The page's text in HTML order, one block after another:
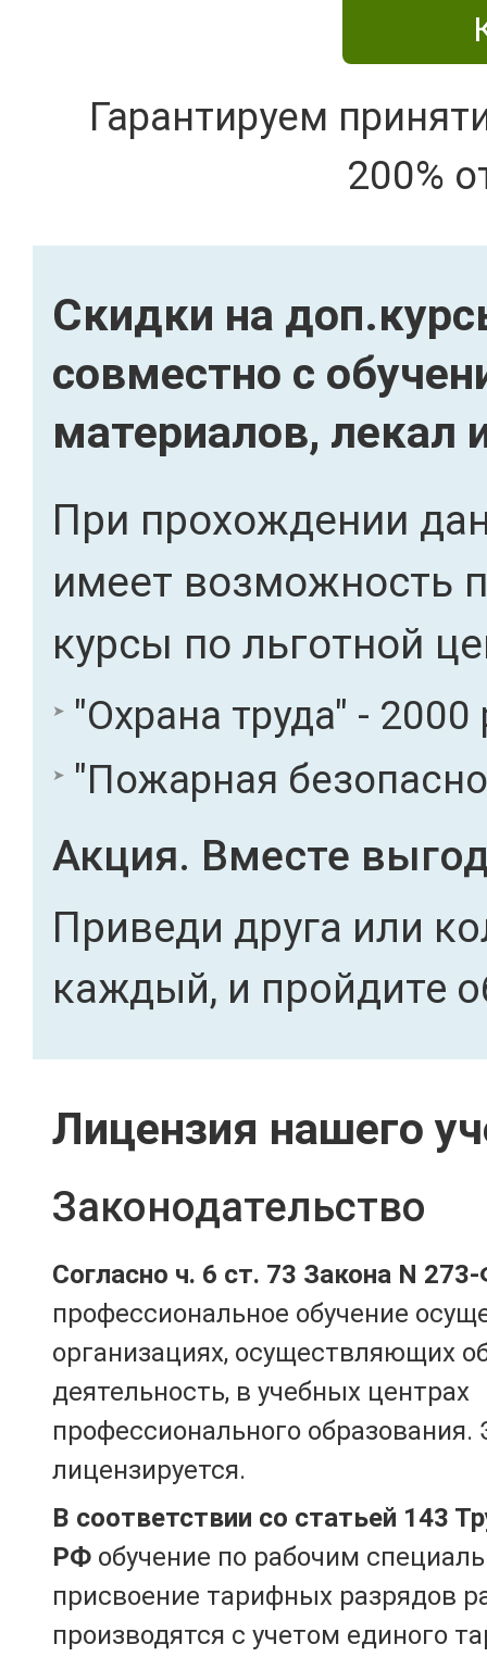
Гарантируем
200%
Скидки на
совместно с
материалов, лекал
При прохождении
имеет возможность
курсы по льготной
"Охрана труда" - 2000
"Пожарная
Акция. Вместе
Приведи друга или
каждый, и пройдите
Лицензия нашего
Законодательство
Согласно ч. 6 ст. 73 Закона N
профессиональное обучение
организациях, осуществляющих
деятельность, в учебных центрах
профессионального образования.
лицензируется.
В соответствии со статьей 143
РФ обучение по рабочим
присвоение тарифных разрядов
производятся с учетом единого